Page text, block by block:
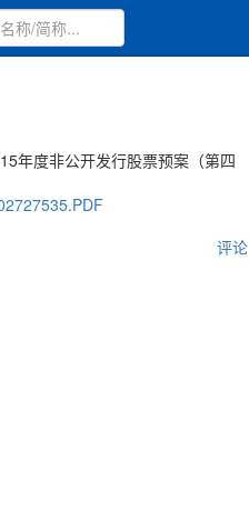
年度非公开发行股票预案（第四
评论